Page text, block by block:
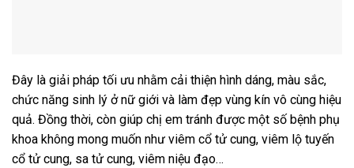
Đây là giải pháp tối ưu nhằm cải thiện hình dáng, màu sắc,
chức năng sinh lý ở nữ giới và làm đẹp vùng kín vô cùng hiệu
quả. Đồng thời, còn giúp chị em tránh được một số bệnh phụ
khoa không mong muốn như viêm cổ tử cung, viêm lộ tuyến
cổ tử cung, sa tử cung, viêm niệu đạo…